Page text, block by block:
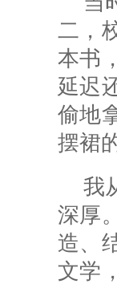
二，
本书
延迟
偷地
摆裙
我
深厚
造、
文学